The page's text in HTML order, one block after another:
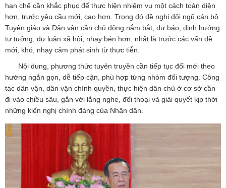
hạn chế cần khắc phục để thực hiện nhiệm vụ một cách toàn diện
hơn, trước yêu cầu mới, cao hơn. Trong đó đề nghị đội ngũ cán bộ
Tuyên giáo và Dân vận cần chủ động nắm bắt, dự báo, định hướng
tư tưởng, dư luận xã hội, nhạy bén hơn, nhất là trước các vấn đề
mới, khó, nhạy cảm phát sinh từ thực tiễn.
Nội dung, phương thức tuyên truyền cần tiếp tục đổi mới theo
hướng ngắn gọn, dễ tiếp cận, phù hợp từng nhóm đối tượng. Công
tác dân vận, dân vận chính quyền, thực hiện dân chủ ở cơ sở cần
đi vào chiều sâu, gắn với lắng nghe, đối thoại và giải quyết kịp thời
những kiến nghị chính đáng của Nhân dân.